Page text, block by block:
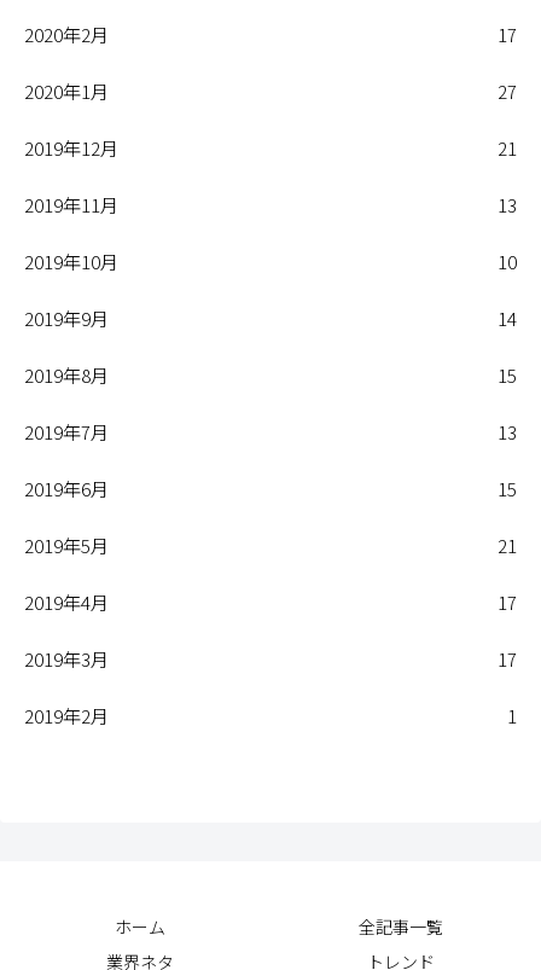
2020年2月 17
2020年1月 27
2019年12月 21
2019年11月 13
2019年10月 10
2019年9月 14
2019年8月 15
2019年7月 13
2019年6月 15
2019年5月 21
2019年4月 17
2019年3月 17
2019年2月 1
ホーム
全記事一覧
業界ネタ
トレンド